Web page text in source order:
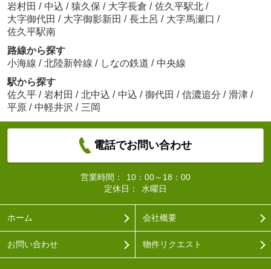
岩村田 / 中込 / 猿久保 / 大字長倉 / 佐久平駅北 /
大字御代田 / 大字御影新田 / 長土呂 / 大字馬瀬口 /
佐久平駅南
路線から探す
小海線 / 北陸新幹線 / しなの鉄道 / 中央線
駅から探す
佐久平 / 岩村田 / 北中込 / 中込 / 御代田 / 信濃追分 / 滑津 /
平原 / 中軽井沢 / 三岡
電話でお問い合わせ
営業時間：
10：00～18：00
定休日：
水曜日
ホーム 会社概要
お問い合わせ 物件リクエスト